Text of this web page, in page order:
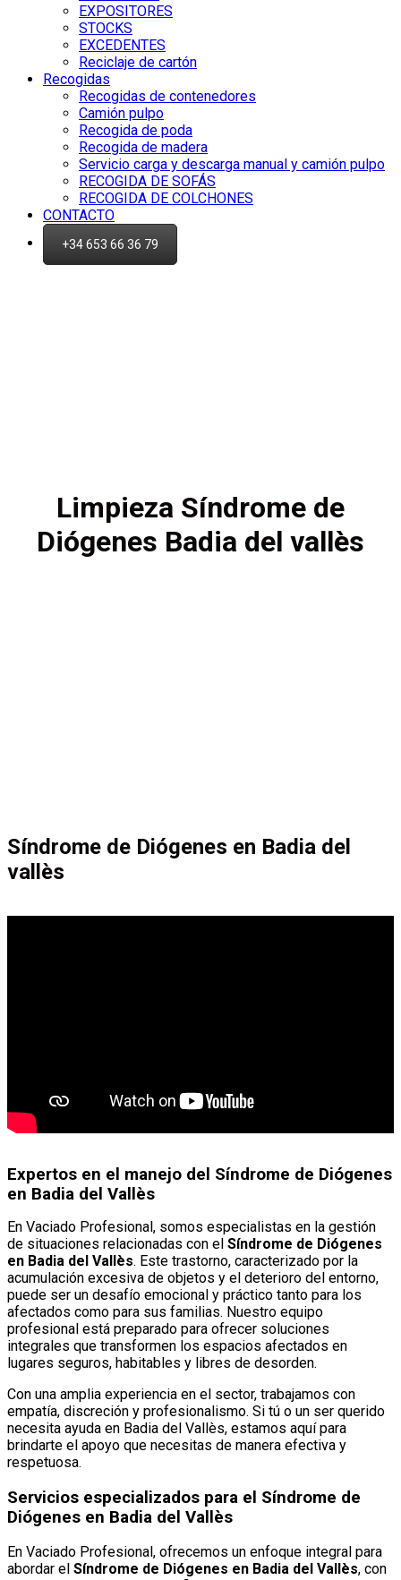
EXPOSITORES
STOCKS
EXCEDENTES
Reciclaje de cartón
Recogidas
Recogidas de contenedores
Camión pulpo
Recogida de poda
Recogida de madera
Servicio carga y descarga manual y camión pulpo
RECOGIDA DE SOFÁS
RECOGIDA DE COLCHONES
CONTACTO
+34 653 66 36 79
Limpieza Síndrome de
Diógenes Badia del vallès
Síndrome de Diógenes en Badia del
vallès
Expertos en el manejo del Síndrome de Diógenes
en Badia del Vallès
En Vaciado Profesional, somos especialistas en la gestión
de situaciones relacionadas con el Síndrome de Diógenes
en Badia del Vallès. Este trastorno, caracterizado por la
acumulación excesiva de objetos y el deterioro del entorno,
puede ser un desafío emocional y práctico tanto para los
afectados como para sus familias. Nuestro equipo
profesional está preparado para ofrecer soluciones
integrales que transformen los espacios afectados en
lugares seguros, habitables y libres de desorden.
Con una amplia experiencia en el sector, trabajamos con
empatía, discreción y profesionalismo. Si tú o un ser querido
necesita ayuda en Badia del Vallès, estamos aquí para
brindarte el apoyo que necesitas de manera efectiva y
respetuosa.
Servicios especializados para el Síndrome de
Diógenes en Badia del Vallès
En Vaciado Profesional, ofrecemos un enfoque integral para
abordar el Síndrome de Diógenes en Badia del Vallès, con